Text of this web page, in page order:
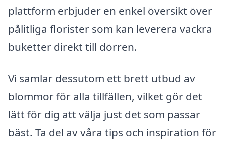
plattform erbjuder en enkel översikt över
pålitliga florister som kan leverera vackra
buketter direkt till dörren.
Vi samlar dessutom ett brett utbud av
blommor för alla tillfällen, vilket gör det
lätt för dig att välja just det som passar
bäst. Ta del av våra tips och inspiration för